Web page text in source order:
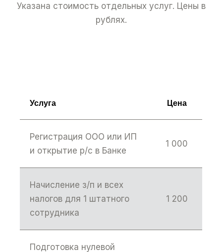
Указана стоимость отдельных услуг. Цены в
рублях.
Услуга Цена
Регистрация ООО или ИП
и открытие р/с в Банке
1 000
Начисление з/п и всех
налогов для 1 штатного
сотрудника
1 200
Подготовка нулевой